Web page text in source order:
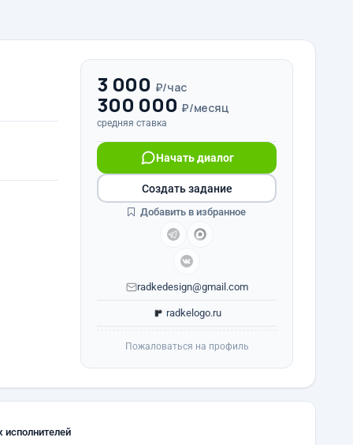
3 000 ₽/час
300 000 ₽/месяц
средняя ставка
Начать диалог
radkedesign@gmail.com
radkelogo.ru
Создать задание
Добавить в избранное
Пожаловаться на профиль